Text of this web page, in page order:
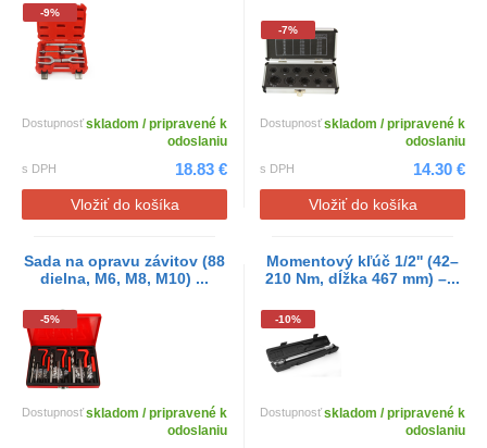
-9%
Dostupnosťskladom / pripravené k
odoslaniu
s DPH 18.83 €
Vložiť do košíka
-7%
Dostupnosťskladom / pripravené k
odoslaniu
s DPH 14.30 €
Vložiť do košíka
Sada na opravu závitov (88
dielna, M6, M8, M10) ...
-5%
Dostupnosťskladom / pripravené k
odoslaniu
Momentový kľúč 1/2'' (42–
210 Nm, dĺžka 467 mm) –...
-10%
Dostupnosťskladom / pripravené k
odoslaniu